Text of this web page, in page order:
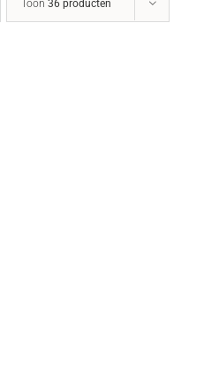
Toon 36 producten